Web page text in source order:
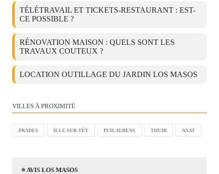
TÉLÉTRAVAIL ET TICKETS-RESTAURANT : EST-
CE POSSIBLE ?
RÉNOVATION MAISON : QUELS SONT LES
TRAVAUX COUTEUX ?
LOCATION OUTILLAGE DU JARDIN LOS MASOS
VILLES À PROXIMITÉ
PRADES ILLE-SUR-TÊT PUILAURENS THUIR AXAT
⭐ AVIS LOS MASOS